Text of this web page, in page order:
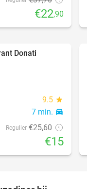
€22,90
Donati
9.5 star
7 min. directions_car
Regulier €25,60
€15